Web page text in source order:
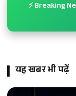
⚡ Breaking
यह खबर भी पढ़ें